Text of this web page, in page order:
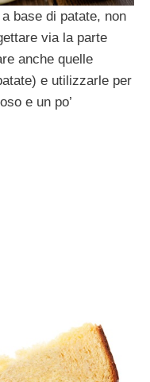
base di patate, non
via la parte
anche quelle
e utilizzarle per
e un po’